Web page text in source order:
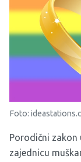
Foto:
Porodični zakon
zajednicu